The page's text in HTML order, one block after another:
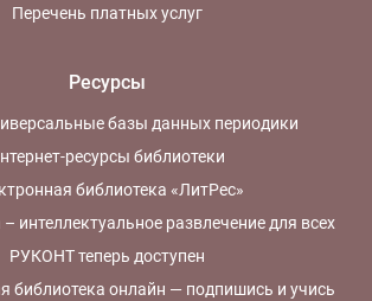
Перечень платных услуг
Ресурсы
базы данных периодики
ресурсы библиотеки
библиотека «ЛитРес»
интеллектуальное развлечение для всех
РУКОНТ теперь доступен
библиотека онлайн — подпишись и учись